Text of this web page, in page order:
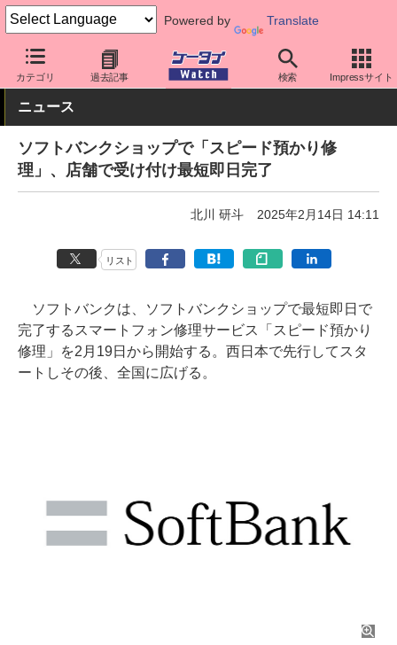
Powered by Translate
カテゴリ 過去記事 検索 Impressサイト
ケータイ Watch キャリア ソフトバンク アプリ・サービス
ニュース
ソフトバンクショップで「スピード預かり修
理」、店舗で受け付け最短即日完了
北川 研斗 2025年2月14日 14:11
リスト
ソフトバンクは、ソフトバンクショップで最短即日で
完了するスマートフォン修理サービス「スピード預かり
修理」を2月19日から開始する。西日本で先行してスタ
ートしその後、全国に広げる。